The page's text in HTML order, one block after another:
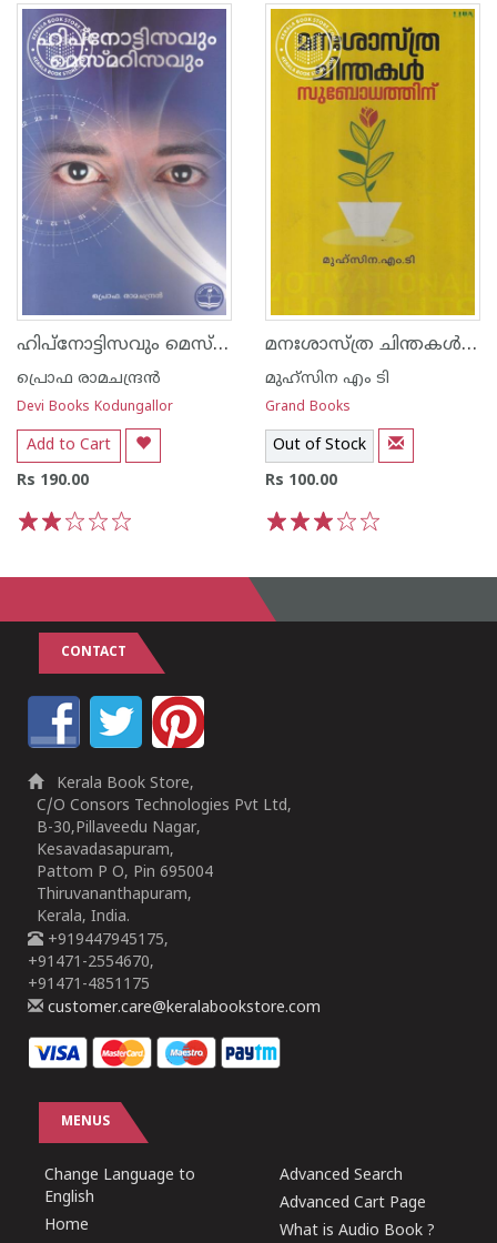
ഹിപ്നോട്ടിസവും മെസ്മറിസവും
പ്രൊഫ രാമചന്ദ്രന്‍
Devi Books Kodungallor
Add to Cart
Rs 190.00
മനഃശാസ്ത്ര ചിന്തകള്‍ സുബോധനത്തിന്
മുഹ്സിന എം ടി
Grand Books
Out of Stock
Rs 100.00
CONTACT
Kerala Book Store,
C/O Consors Technologies Pvt Ltd,
B-30,Pillaveedu Nagar,
Kesavadasapuram,
Pattom P O, Pin 695004
Thiruvananthapuram,
Kerala, India.
+919447945175,
+91471-2554670,
+91471-4851175
customer.care@keralabookstore.com
MENUS
Change Language to
English
Home
Advanced Search
Advanced Cart Page
What is Audio Book ?